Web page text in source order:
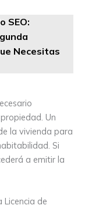
SEO:
Necesitas
Un
la vivienda para
Si
a emitir la
de